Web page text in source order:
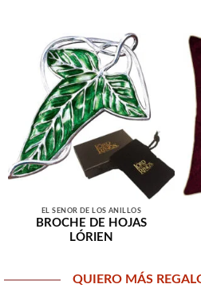
EL SEÑOR DE LOS ANILLOS
BROCHE DE HOJAS
LÓRIEN
QUIERO MÁS